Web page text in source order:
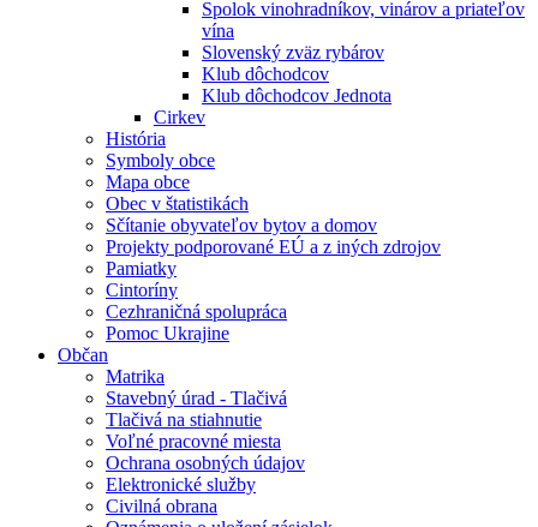
Spolok vinohradníkov, vinárov a priateľov
vína
Slovenský zväz rybárov
Klub dôchodcov
Klub dôchodcov Jednota
Cirkev
História
Symboly obce
Mapa obce
Obec v štatistikách
Sčítanie obyvateľov bytov a domov
Projekty podporované EÚ a z iných zdrojov
Pamiatky
Cintoríny
Cezhraničná spolupráca
Pomoc Ukrajine
Občan
Matrika
Stavebný úrad - Tlačivá
Tlačivá na stiahnutie
Voľné pracovné miesta
Ochrana osobných údajov
Elektronické služby
Civilná obrana